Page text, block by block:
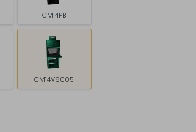
CM14PB
CM14V6005